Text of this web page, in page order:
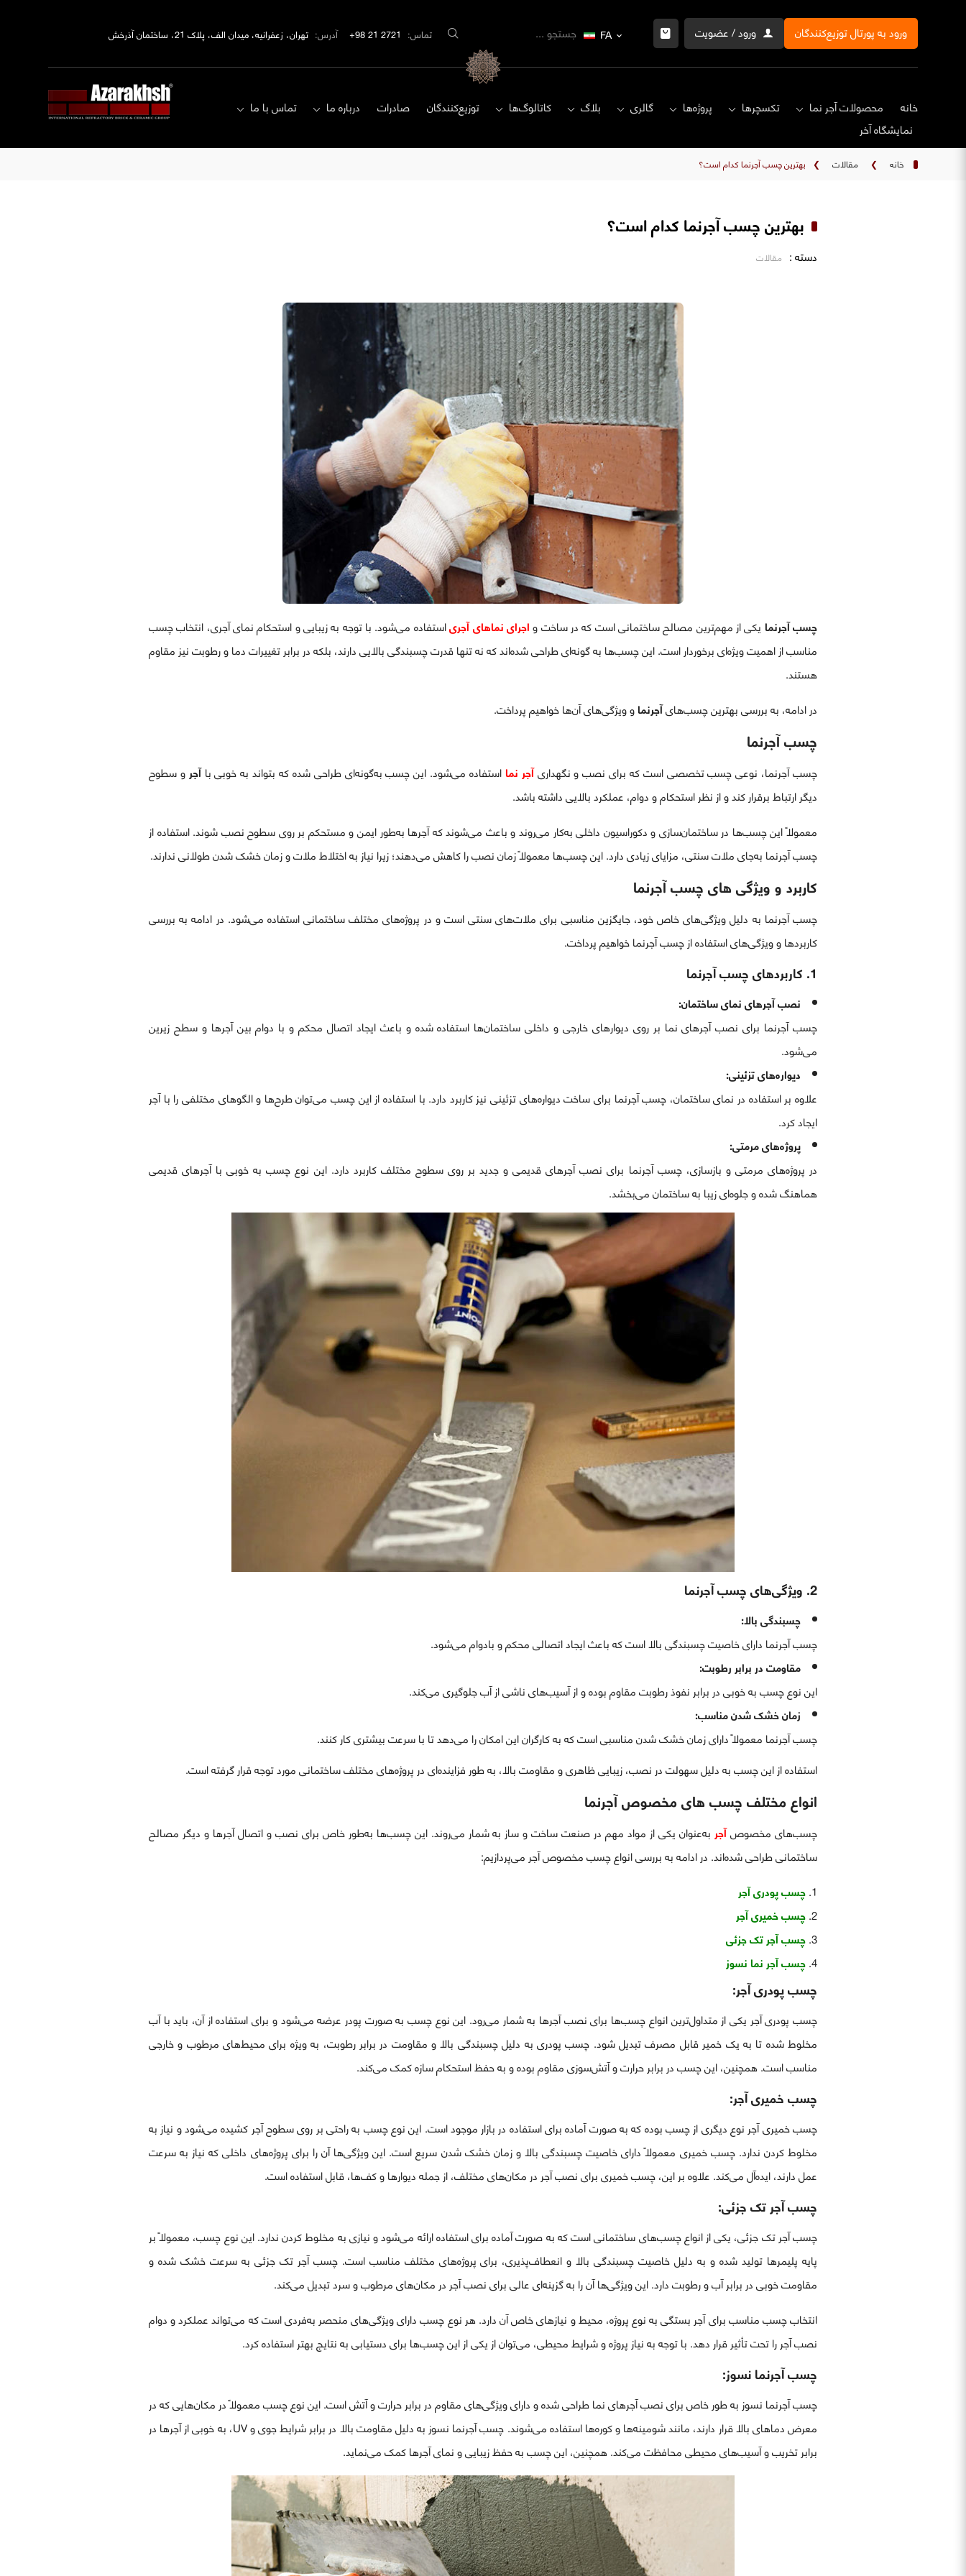
ورود به پورتال توزیع‌کنندگان ورود / عضویت FA تماس: 2721 21 98+ آدرس: تهران، زعفرانیه، میدان الف، پلاک 21، ساختمان آذرخش
خانه محصولات آجر نما تکسچرها پروژه‌ها گالری بلاگ کاتالوگ‌ها توزیع‌کنندگان صادرات درباره ما
تماس با ما
نمایشگاه‌ آخر
خانه ❯ مقالات ❯ بهترین چسب آجرنما کدام است؟
بهترین چسب آجرنما کدام است؟
دسته : مقالات
چسب آجرنمایکی از مهم‌ترین مصالح ساختمانی است که در ساخت واجرای نماهای آجریاستفاده می‌شود. با توجه به زیبایی و استحکام نمای آجری، انتخاب چسب
مناسب از اهمیت ویژه‌ای برخوردار است. این چسب‌ها به گونه‌ای طراحی شده‌اند که نه تنها قدرت چسبندگی بالایی دارند، بلکه در برابر تغییرات دما و رطوبت نیز مقاوم
هستند.
در ادامه، به بررسی بهترین چسب‌هایآجرنماو ویژگی‌های آن‌ها خواهیم پرداخت.
چسب آجرنما
چسب آجرنما، نوعی چسب تخصصی است که برای نصب و نگهداریآجر نمااستفاده می‌شود. این چسب به‌گونه‌ای طراحی شده که بتواند به خوبی باآجرو سطوح
دیگر ارتباط برقرار کند و از نظر استحکام و دوام، عملکرد بالایی داشته باشد.
معمولاً این چسب‌ها در ساختمان‌سازی و دکوراسیون داخلی به‌کار می‌روند و باعث می‌شوند که آجرها به‌طور ایمن و مستحکم بر روی سطوح نصب شوند. استفاده از
چسب آجرنما به‌جای ملات سنتی، مزایای زیادی دارد. این چسب‌ها معمولاً زمان نصب را کاهش می‌دهند؛ زیرا نیاز به اختلاط ملات و زمان خشک شدن طولانی ندارند.
کاربرد و ویژگی های چسب آجرنما
چسب آجرنما به دلیل ویژگی‌های خاص خود، جایگزین مناسبی برای ملات‌های سنتی است و در پروژه‌های مختلف ساختمانی استفاده می‌شود. در ادامه به بررسی
کاربردها و ویژگی‌های استفاده از چسب آجرنما خواهیم پرداخت.
1. کاربردهای چسب آجرنما
نصب آجرهای نمای ساختمان:
چسب آجرنما برای نصب آجرهای نما بر روی دیوارهای خارجی و داخلی ساختمان‌ها استفاده شده و باعث ایجاد اتصال محکم و با دوام بین آجرها و سطح زیرین
می‌شود.
دیواره‌های تزئینی:
علاوه بر استفاده در نمای ساختمان، چسب آجرنما برای ساخت دیواره‌های تزئینی نیز کاربرد دارد. با استفاده از این چسب می‌توان طرح‌ها و الگوهای مختلفی را با آجر
ایجاد کرد.
پروژه‌های مرمتی:
در پروژه‌های مرمتی و بازسازی، چسب آجرنما برای نصب آجرهای قدیمی و جدید بر روی سطوح مختلف کاربرد دارد. این نوع چسب به خوبی با آجرهای قدیمی
هماهنگ شده و جلوه‌ای زیبا به ساختمان می‌بخشد.
2. ویژگی‌های چسب آجرنما
چسبندگی بالا:
چسب آجرنما دارای خاصیت چسبندگی بالا است که باعث ایجاد اتصالی محکم و بادوام می‌شود.
مقاومت در برابر رطوبت:
این نوع چسب به خوبی در برابر نفوذ رطوبت مقاوم بوده و از آسیب‌های ناشی از آب جلوگیری می‌کند.
زمان خشک شدن مناسب:
چسب آجرنما معمولاً دارای زمان خشک شدن مناسبی است که به کارگران این امکان را می‌دهد تا با سرعت بیشتری کار کنند.
استفاده از این چسب به دلیل سهولت در نصب، زیبایی ظاهری و مقاومت بالا، به طور فزاینده‌ای در پروژه‌های مختلف ساختمانی مورد توجه قرار گرفته است.
انواع مختلف چسب های مخصوص آجرنما
چسب‌های مخصوصآجربه‌عنوان یکی از مواد مهم در صنعت ساخت و ساز به شمار می‌روند. این چسب‌ها به‌طور خاص برای نصب و اتصال آجرها و دیگر مصالح
ساختمانی طراحی شده‌اند. در ادامه به بررسی انواع چسب مخصوص آجر می‌پردازیم:
چسب پودری آجر
چسب خمیری آجر
چسب آجر تک جزئی
چسب آجر نما نسوز
چسب پودری آجر:
چسب پودری آجر یکی از متداول‌ترین انواع چسب‌ها برای نصب آجرها به شمار می‌رود. این نوع چسب به صورت پودر عرضه می‌شود و برای استفاده از آن، باید با آب
مخلوط شده تا به یک خمیر قابل مصرف تبدیل شود. چسب پودری به دلیل چسبندگی بالا و مقاومت در برابر رطوبت، به ویژه برای محیط‌های مرطوب و خارجی
مناسب است. همچنین، این چسب در برابر حرارت و آتش‌سوزی مقاوم بوده و به حفظ استحکام سازه کمک می‌کند.
چسب خمیری آجر:
چسب خمیری آجر نوع دیگری از چسب بوده که به صورت آماده برای استفاده در بازار موجود است. این نوع چسب به راحتی بر روی سطوح آجر کشیده می‌شود و نیاز به
مخلوط کردن ندارد. چسب خمیری معمولاً دارای خاصیت چسبندگی بالا و زمان خشک شدن سریع است. این ویژگی‌ها آن را برای پروژه‌های داخلی که نیاز به سرعت
عمل دارند، ایده‌آل می‌کند. علاوه بر این، چسب خمیری برای نصب آجر در مکان‌های مختلف، از جمله دیوارها و کف‌ها، قابل استفاده است.
چسب آجر تک جزئی:
چسب آجر تک جزئی، یکی از انواع چسب‌های ساختمانی است که به صورت آماده برای استفاده ارائه می‌شود و نیازی به مخلوط کردن ندارد. این نوع چسب، معمولاً بر
پایه پلیمرها تولید شده و به دلیل خاصیت چسبندگی بالا و انعطاف‌پذیری، برای پروژه‌های مختلف مناسب است. چسب آجر تک جزئی به سرعت خشک شده و
مقاومت خوبی در برابر آب و رطوبت دارد. این ویژگی‌ها آن را به گزینه‌ای عالی برای نصب آجر در مکان‌های مرطوب و سرد تبدیل می‌کند.
انتخاب چسب مناسب برای آجر بستگی به نوع پروژه، محیط و نیازهای خاص آن دارد. هر نوع چسب دارای ویژگی‌های منحصر به‌فردی است که می‌تواند عملکرد و دوام
نصب آجر را تحت تأثیر قرار دهد. با توجه به نیاز پروژه و شرایط محیطی، می‌توان از یکی از این چسب‌ها برای دستیابی به نتایج بهتر استفاده کرد.
چسب آجرنما نسوز:
چسب آجرنما نسوز به طور خاص برای نصب آجرهای نما طراحی شده و دارای ویژگی‌های مقاوم در برابر حرارت و آتش است. این نوع چسب معمولاً در مکان‌هایی که در
معرض دماهای بالا قرار دارند، مانند شومینه‌ها و کوره‌ها استفاده می‌شوند. چسب آجرنما نسوز به دلیل مقاومت بالا در برابر شرایط جوی و UV، به خوبی از آجرها در
برابر تخریب و آسیب‌های محیطی محافظت می‌کند. همچنین، این چسب به حفظ زیبایی و نمای آجرها کمک می‌نماید.